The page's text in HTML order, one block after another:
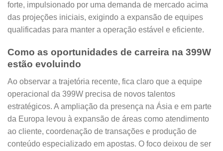
forte, impulsionado por uma demanda de mercado acima
das projeções iniciais, exigindo a expansão de equipes
qualificadas para manter a operação estável e eficiente.
Como as oportunidades de carreira na 399W
estão evoluindo
Ao observar a trajetória recente, fica claro que a equipe
operacional da 399W precisa de novos talentos
estratégicos. A ampliação da presença na Ásia e em parte
da Europa levou à expansão de áreas como atendimento
ao cliente, coordenação de transações e produção de
conteúdo especializado em apostas. O foco deixou de ser